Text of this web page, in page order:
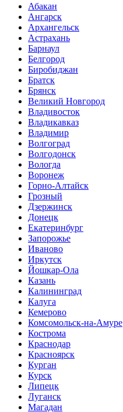
Абакан
Ангарск
Архангельск
Астрахань
Барнаул
Белгород
Биробиджан
Братск
Брянск
Великий Новгород
Владивосток
Владикавказ
Владимир
Волгоград
Волгодонск
Вологда
Воронеж
Горно-Алтайск
Грозный
Дзержинск
Донецк
Екатеринбург
Запорожье
Иваново
Иркутск
Йошкар-Ола
Казань
Калининград
Калуга
Кемерово
Комсомольск-на-Амуре
Кострома
Краснодар
Красноярск
Курган
Курск
Липецк
Луганск
Магадан